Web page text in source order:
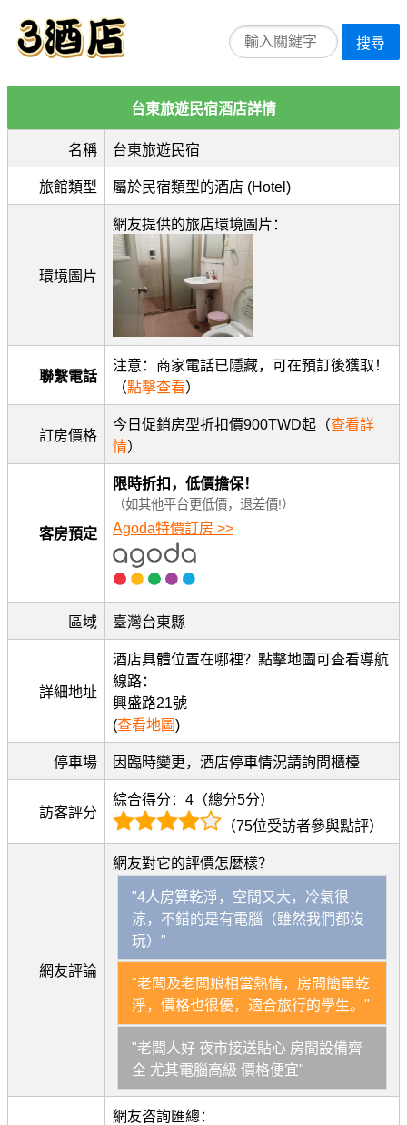
搜尋
台東旅遊民宿酒店詳情
名稱 台東旅遊民宿
旅館類型 屬於民宿類型的酒店 (Hotel)
環境圖片
網友提供的旅店環境圖片：
聯繫電話
注意：商家電話已隱藏，可在預訂後獲取！
（點擊查看）
訂房價格
今日促銷房型折扣價900TWD起（查看詳
情）
客房預定
限時折扣，低價擔保！
（如其他平台更低價，退差價!）
Agoda特價訂房 >>
區域 臺灣台東縣
詳細地址
酒店具體位置在哪裡？點擊地圖可查看導航
線路：
興盛路21號
(查看地圖)
停車場 因臨時變更，酒店停車情況請詢問櫃檯
訪客評分
綜合得分：4（總分5分）
（75位受訪者參與點評）
網友評論
網友對它的評價怎麼樣？
"4人房算乾淨，空間又大，冷氣很
涼，不錯的是有電腦（雖然我們都沒
玩）"
"老闆及老闆娘相當熱情，房間簡單乾
淨，價格也很優，適合旅行的學生。"
"老闆人好 夜市接送貼心 房間設備齊
全 尤其電腦高級 價格便宜"
網友咨詢匯總：